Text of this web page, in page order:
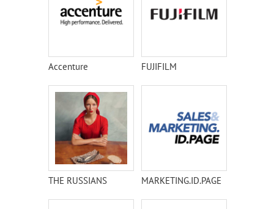
Accenture FUJIFILM
THE RUSSIANS MARKETING.ID.PAGE